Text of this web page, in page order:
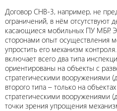
Договор СНВ-3, например, не
ограничений, в нём отсутствуют
касающиеся мобильных ПУ МБР.
сторонами опыт осуществления
упростить его механизм
включает всего два типа
ориентированы на объекты с
стратегическими вооружениями
второго типа – только на
стратегическими вооружениями
точки зрения упрощения